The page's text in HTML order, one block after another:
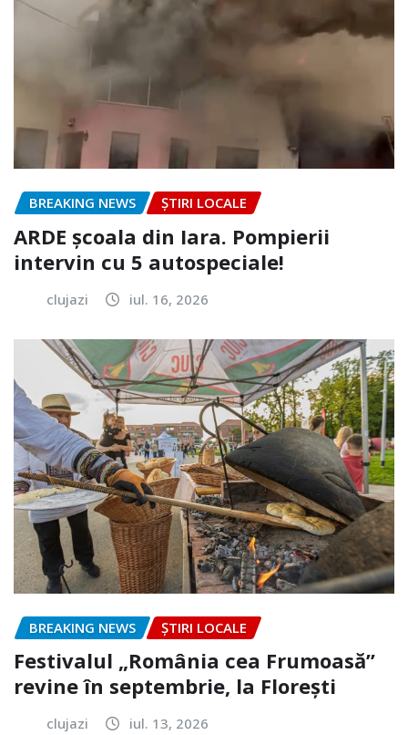
BREAKING NEWS ȘTIRI LOCALE
ARDE școala din Iara. Pompierii
intervin cu 5 autospeciale!
clujazi iul. 16, 2026
BREAKING NEWS ȘTIRI LOCALE
Festivalul „România cea Frumoasă”
revine în septembrie, la Florești
clujazi iul. 13, 2026